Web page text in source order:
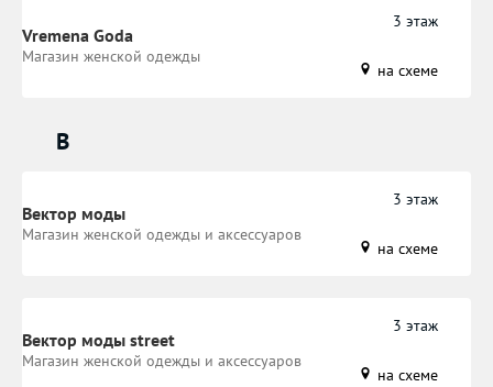
Vremena Goda
Магазин женской одежды
3 этаж
на схеме
В
Вектор моды
Магазин женской одежды и аксессуаров
3 этаж
на схеме
Вектор моды street
Магазин женской одежды и аксессуаров
3 этаж
на схеме